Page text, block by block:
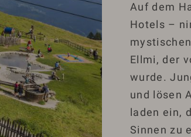
Auf dem
Hotels –
Ellmi, der
wurde.
und lösen
laden ein,
Sinnen zu